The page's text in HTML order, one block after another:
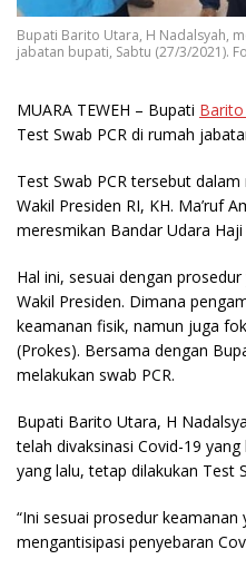
Bupati Barito Utara, H Nadalsyah,
jabatan bupati, Sabtu (27/3/2021).
MUARA TEWEH – Bupati
Test Swab PCR di rumah
Test Swab PCR tersebut
Wakil Presiden RI, KH. Ma’ruf
meresmikan Bandar Udara
Hal ini, sesuai dengan
Wakil Presiden. Dimana
keamanan fisik, namun juga
(Prokes). Bersama dengan
melakukan swab PCR.
Bupati Barito Utara, H
telah divaksinasi Covid-19
yang lalu, tetap dilakukan Test
“Ini sesuai prosedur
mengantisipasi penyebaran